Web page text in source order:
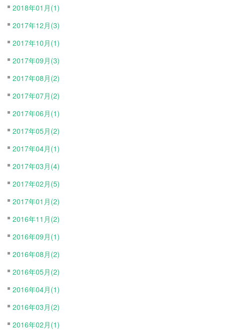
2018年01月(1)
2017年12月(3)
2017年10月(1)
2017年09月(3)
2017年08月(2)
2017年07月(2)
2017年06月(1)
2017年05月(2)
2017年04月(1)
2017年03月(4)
2017年02月(5)
2017年01月(2)
2016年11月(2)
2016年09月(1)
2016年08月(2)
2016年05月(2)
2016年04月(1)
2016年03月(2)
2016年02月(1)